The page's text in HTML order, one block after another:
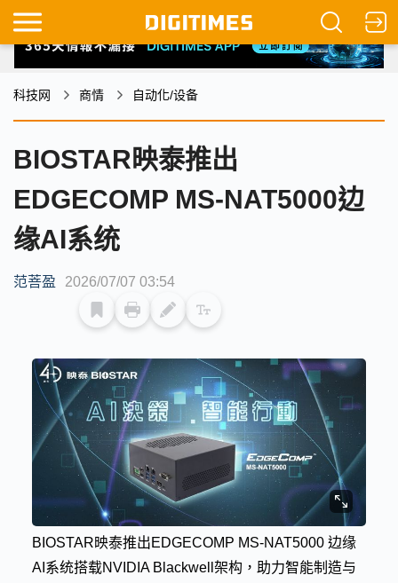
科技网 商情 自动化/设备
BIOSTAR映泰推出
EDGECOMP MS-NAT5000边
缘AI系统
范菩盈 2026/07/07 03:54
BIOSTAR映泰推出EDGECOMP MS-NAT5000 边缘
AI系统搭载NVIDIA Blackwell架构，助力智能制造与